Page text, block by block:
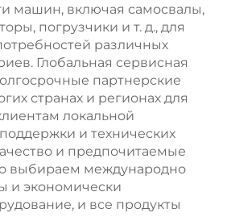
машин, включая самосвалы,
погрузчики и т. д., для
различных
Глобальная сервисная
партнерские
странах и регионах для
локальной
и технических
и предпочитаемые
выбираем международно
и экономически
и все продукты